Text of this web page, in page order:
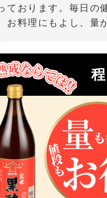
ております。毎日の
お料理にもよし、量